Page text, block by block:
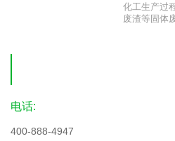
污染···
化工生产过
废渣等固体
电话:
400-888-4947